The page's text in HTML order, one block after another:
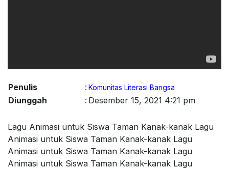
Penulis : Komunitas Literasi Bangsa
Diunggah : Desember 15, 2021 4:21 pm
Lagu Animasi untuk Siswa Taman Kanak-kanak Lagu
Animasi untuk Siswa Taman Kanak-kanak Lagu
Animasi untuk Siswa Taman Kanak-kanak Lagu
Animasi untuk Siswa Taman Kanak-kanak Lagu